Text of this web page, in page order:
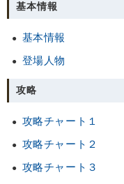
基本情報
基本情報
登場人物
攻略
攻略チャート１
攻略チャート２
攻略チャート３